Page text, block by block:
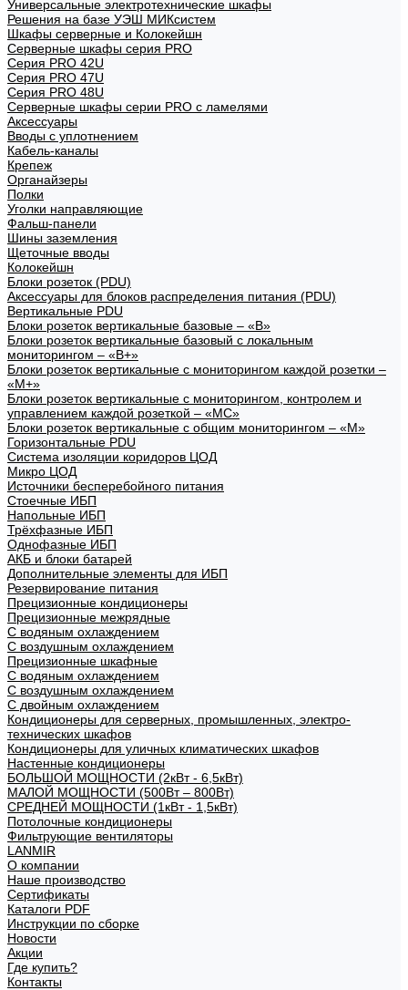
Универсальные электротехнические шкафы
Решения на базе УЭШ МИКсистем
Шкафы серверные и Колокейшн
Серверные шкафы серия PRO
Серия PRO 42U
Серия PRO 47U
Серия PRO 48U
Серверные шкафы серии PRO с ламелями
Аксессуары
Вводы с уплотнением
Кабель-каналы
Крепеж
Органайзеры
Полки
Уголки направляющие
Фальш-панели
Шины заземления
Щеточные вводы
Колокейшн
Блоки розеток (PDU)
Аксессуары для блоков распределения питания (PDU)
Вертикальные PDU
Блоки розеток вертикальные базовые – «В»
Блоки розеток вертикальные базовый с локальным
мониторингом – «В+»
Блоки розеток вертикальные с мониторингом каждой розетки –
«М+»
Блоки розеток вертикальные с мониторингом, контролем и
управлением каждой розеткой – «МС»
Блоки розеток вертикальные с общим мониторингом – «М»
Горизонтальные PDU
Система изоляции коридоров ЦОД
Микро ЦОД
Источники бесперебойного питания
Стоечные ИБП
Напольные ИБП
Трёхфазные ИБП
Однофазные ИБП
АКБ и блоки батарей
Дополнительные элементы для ИБП
Резервирование питания
Прецизионные кондиционеры
Прецизионные межрядные
С водяным охлаждением
С воздушным охлаждением
Прецизионные шкафные
С водяным охлаждением
С воздушным охлаждением
С двойным охлаждением
Кондиционеры для серверных, промышленных, электро-
технических шкафов
Кондиционеры для уличных климатических шкафов
Настенные кондиционеры
БОЛЬШОЙ МОЩНОСТИ (2кВт - 6,5кВт)
МАЛОЙ МОЩНОСТИ (500Вт – 800Вт)
СРЕДНЕЙ МОЩНОСТИ (1кВт - 1,5кВт)
Потолочные кондиционеры
Фильтрующие вентиляторы
LANMIR
О компании
Наше производство
Сертификаты
Каталоги PDF
Инструкции по сборке
Новости
Акции
Где купить?
Контакты